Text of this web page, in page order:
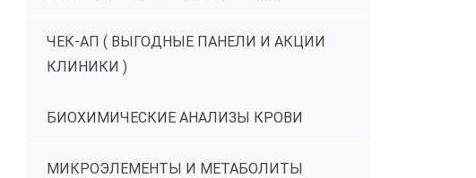
ЧЕК-АП ( ВЫГОДНЫЕ ПАНЕЛИ И АКЦИИ
КЛИНИКИ )
БИОХИМИЧЕСКИЕ АНАЛИЗЫ КРОВИ
МИКРОЭЛЕМЕНТЫ И МЕТАБОЛИТЫ